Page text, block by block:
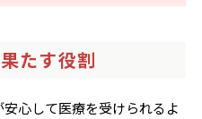
たす役割
心して医療を受けられるよ